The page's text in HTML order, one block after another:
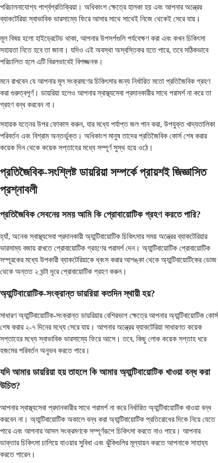
পরিচালনাযোগ্য পার্শ্বপ্রতিক্রিয়া। অধিকাংশ ক্ষেত্রে হালকা হয় এবং আপনার অন্ত্রের
ব্যাকটেরিয়া স্বাভাবিক ভারসাম্যে ফিরে আসার সাথে সাথেই নিজে থেকেই সেরে যায়।
মূল বিষয় হলো হাইড্রেটেড থাকা, আপনার উপসর্গগুলি পর্যবেক্ষণ করা এবং কখন চিকিৎসা
সহায়তা নিতে হবে তা জানা। যদিও এই অবস্থা অস্বস্তিকর হতে পারে, তবে সঠিকভাবে
পরিচালিত হলে এটি বিরলভাবেই বিপজ্জনক।
মনে রাখবেন যে আপনার মূল সংক্রমণের চিকিৎসার জন্য নির্ধারিত মতো প্রতিজৈবিক গ্রহণ
করা গুরুত্বপূর্ণ। ডায়রিয়া হলেও আপনার স্বাস্থ্যসেবা প্রদানকারীর সাথে পরামর্শ না করে তা
গ্রহণ বন্ধ করবেন না।
সহায়ক যত্নের উপর ফোকাস করুন, যার মধ্যে পর্যাপ্ত জল পান করা, উপযুক্ত খাদ্যতালিকা
পরিবর্তন এবং বিশ্রাম অন্তর্ভুক্ত। অধিকাংশ মানুষ তাদের প্রতিজৈবিক কোর্স শেষ করার
কয়েক দিন থেকে কয়েক সপ্তাহের মধ্যে সম্পূর্ণ সুস্থ হয়ে ওঠে।
প্রতিজৈবিক-সংশ্লিষ্ট ডায়রিয়া সম্পর্কে প্রায়শই জিজ্ঞাসিত
প্রশ্নাবলী
প্রতিজৈবিক সেবনের সময় আমি কি প্রোবায়োটিক গ্রহণ করতে পারি?
হ্যাঁ, অনেক স্বাস্থ্যসেবা প্রদানকারী অ্যান্টিবায়োটিক চিকিৎসার সময় অন্ত্রের ব্যাকটেরিয়ার
ভারসাম্য বজায় রাখতে প্রোবায়োটিক গ্রহণের পরামর্শ দেন। অ্যান্টিবায়োটিক প্রোবায়োটিক
সম্পূরকের মধ্যে উপকারী ব্যাকটেরিয়াকে ধ্বংস করার আশঙ্কা থেকে অ্যান্টিবায়োটিকের ডোজ
থেকে অন্তত ২ ঘন্টা দূরে প্রোবায়োটিক গ্রহণ করুন।
অ্যান্টিবায়োটিক-সংক্রান্ত ডায়রিয়া কতদিন স্থায়ী হয়?
সাধারণ অ্যান্টিবায়োটিক-সংক্রান্ত ডায়রিয়ার বেশিরভাগ ক্ষেত্রে আপনার অ্যান্টিবায়োটিক কোর্স
শেষ করার ২-৭ দিনের মধ্যে সেরে যায়। আপনার অন্ত্রের ব্যাকটেরিয়া সাধারণত কয়েক
সপ্তাহের মধ্যে স্বাভাবিক ভারসাম্যে ফিরে আসে। তবে, কিছু লোক কয়েক সপ্তাহ ধরে
হজমের পরিবর্তন অনুভব করতে পারে।
যদি আমার ডায়রিয়া হয় তাহলে কি আমার অ্যান্টিবায়োটিক খাওয়া বন্ধ করা
উচিত?
আপনার স্বাস্থ্যসেবা প্রদানকারীর সাথে পরামর্শ না করে নির্ধারিত অ্যান্টিবায়োটিক খাওয়া বন্ধ
করবেন না। অ্যান্টিবায়োটিক অকালে বন্ধ করা অ্যান্টিবায়োটিক প্রতিরোধের দিকে নিয়ে যেতে
পারে এবং আপনার আসল সংক্রমণকে সম্পূর্ণরূপে চিকিৎসা করতে নাও পারে। আপনার
ডাক্তার চিকিৎসা চালিয়ে যাওয়ার সুবিধা এবং ঝুঁকিগুলির মূল্যায়ন করতে আপনাকে সাহায্য
করতে পারেন।